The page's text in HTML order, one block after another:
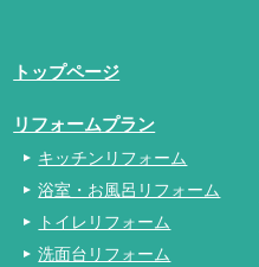
トップページ
リフォームプラン
キッチンリフォーム
浴室・お風呂リフォーム
トイレリフォーム
洗面台リフォーム